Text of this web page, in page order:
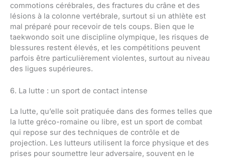
commotions cérébrales, des fractures du crâne et des
lésions à la colonne vertébrale, surtout si un athlète est
mal préparé pour recevoir de tels coups. Bien que le
taekwondo soit une discipline olympique, les risques de
blessures restent élevés, et les compétitions peuvent
parfois être particulièrement violentes, surtout au niveau
des ligues supérieures.
6. La lutte : un sport de contact intense
La lutte, qu’elle soit pratiquée dans des formes telles que
la lutte gréco-romaine ou libre, est un sport de combat
qui repose sur des techniques de contrôle et de
projection. Les lutteurs utilisent la force physique et des
prises pour soumettre leur adversaire, souvent en le